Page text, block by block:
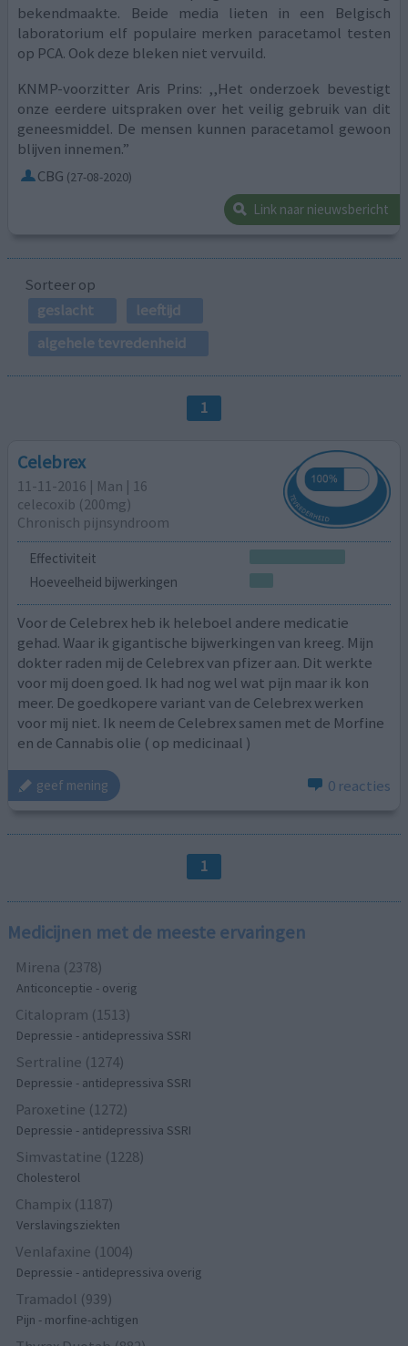
bekendmaakte. Beide media lieten in een Belgisch
laboratorium elf populaire merken paracetamol testen
op PCA. Ook deze bleken niet vervuild.
KNMP-voorzitter Aris Prins: ,,Het onderzoek bevestigt
onze eerdere uitspraken over het veilig gebruik van dit
geneesmiddel. De mensen kunnen paracetamol gewoon
blijven innemen.”
CBG (27-08-2020)
Link naar nieuwsbericht
Sorteer op
geslacht
leeftijd
algehele tevredenheid
1
Celebrex
11-11-2016 | Man | 16
celecoxib (200mg)
Chronisch pijnsyndroom
Effectiviteit
Hoeveelheid bijwerkingen
Voor de Celebrex heb ik heleboel andere medicatie
gehad. Waar ik gigantische bijwerkingen van kreeg. Mijn
dokter raden mij de Celebrex van pfizer aan. Dit werkte
voor mij doen goed. Ik had nog wel wat pijn maar ik kon
meer. De goedkopere variant van de Celebrex werken
voor mij niet. Ik neem de Celebrex samen met de Morfine
en de Cannabis olie ( op medicinaal )
geef mening 0 reacties
1
Medicijnen met de meeste ervaringen
Mirena (2378)
Anticonceptie - overig
Citalopram (1513)
Depressie - antidepressiva SSRI
Sertraline (1274)
Depressie - antidepressiva SSRI
Paroxetine (1272)
Depressie - antidepressiva SSRI
Simvastatine (1228)
Cholesterol
Champix (1187)
Verslavingsziekten
Venlafaxine (1004)
Depressie - antidepressiva overig
Tramadol (939)
Pijn - morfine-achtigen